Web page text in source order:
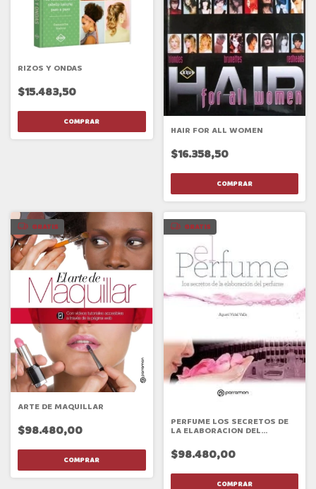
RIZOS Y ONDAS
$15.483,50
HAIR FOR ALL WOMEN
$16.358,50
GRATIS
ARTE DE MAQUILLAR
$98.480,00
GRATIS
PERFUME LOS SECRETOS DE
LA ELABORACION DEL
$98.480,00